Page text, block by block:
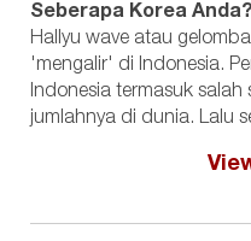
Seberapa Korea Anda?
Hallyu wave atau
'mengalir' di Indonesia.
Indonesia termasuk
jumlahnya di dunia. Lalu